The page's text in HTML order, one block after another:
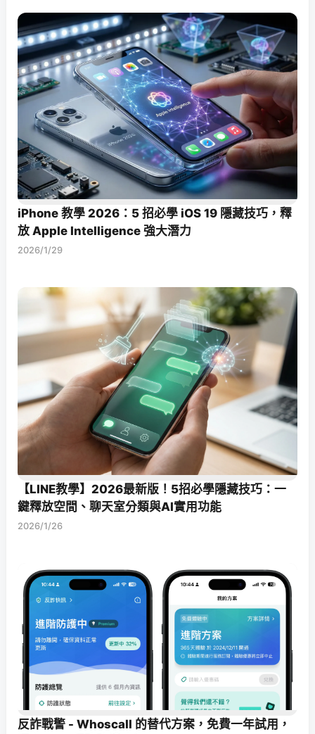
iPhone 教學 2026：5 招必學 iOS 19 隱藏技巧，釋
放 Apple Intelligence 強大潛力
2026/1/29
【LINE教學】2026最新版！5招必學隱藏技巧：一
鍵釋放空間、聊天室分類與AI實用功能
2026/1/26
反詐戰警 - Whoscall 的替代方案，免費一年試用，